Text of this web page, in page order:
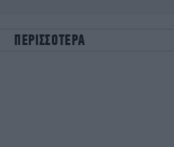
ΠΕΡΙΣΣΟΤΕΡΑ